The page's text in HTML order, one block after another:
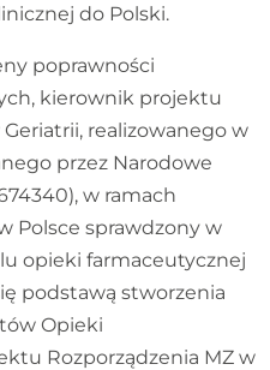
do Polski.
poprawności
kierownik projektu
realizowanego w
przez Narodowe
w ramach
Polsce sprawdzony w
opieki farmaceutycznej
podstawą stworzenia
Opieki
Rozporządzenia MZ w